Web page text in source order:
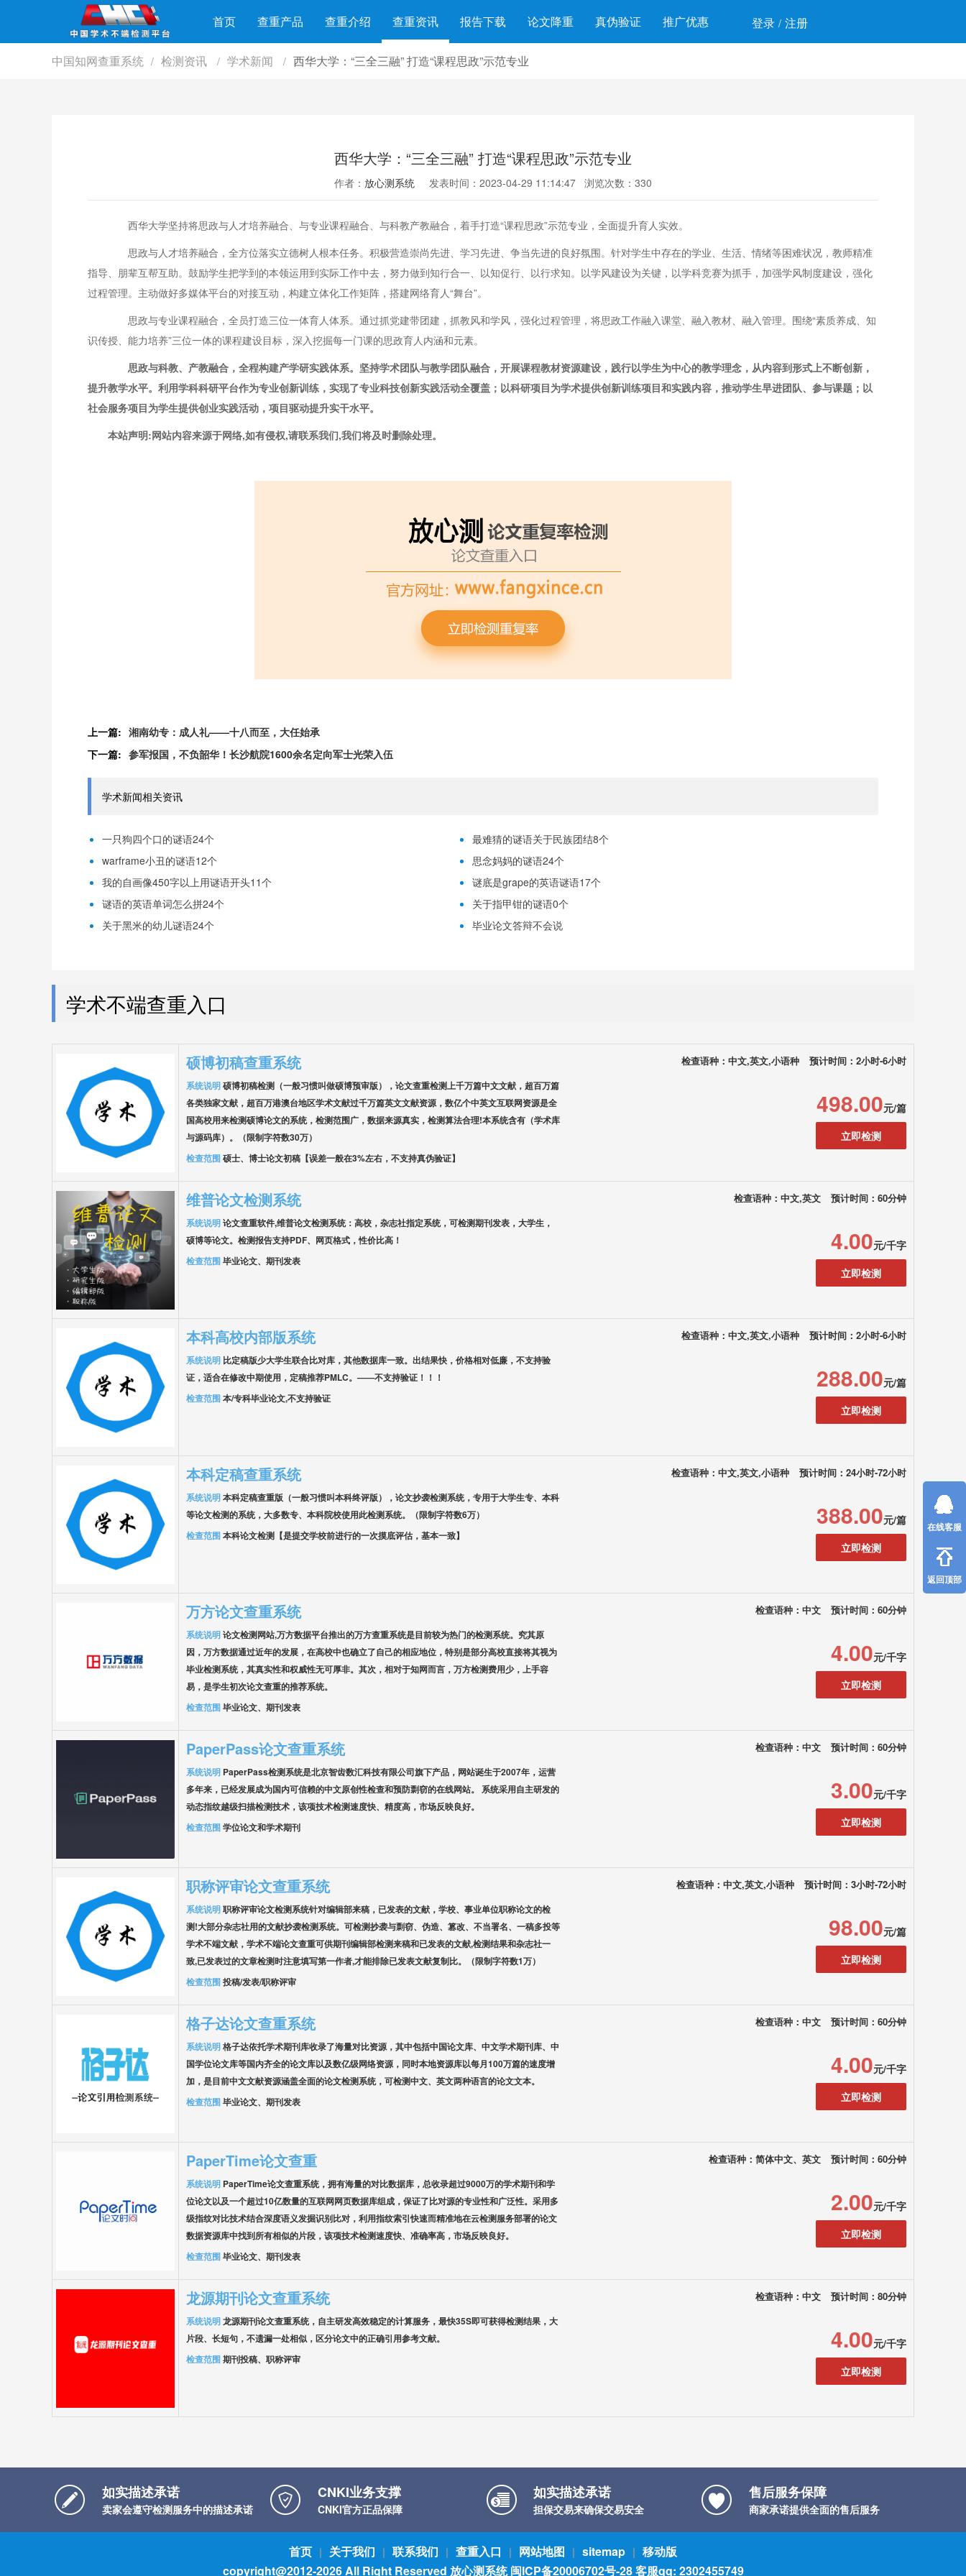
首页 查重产品 查重介绍 查重资讯 报告下载 论文降重 真伪验证 推广优惠 登录 / 注册
中国知网查重系统 / 检测资讯 / 学术新闻 / 西华大学：“三全三融” 打造“课程思政”示范专业
西华大学：“三全三融” 打造“课程思政”示范专业
作者： 放心测系统 发表时间：2023-04-29 11:14:47 浏览次数：330
西华大学坚持将思政与人才培养融合、与专业课程融合、与科教产教融合，着手打造“课程思政”示范专业，全面提升育人实效。
思政与人才培养融合，全方位落实立德树人根本任务。积极营造崇尚先进、学习先进、争当先进的良好氛围。针对学生中存在的学业、生活、情绪等困难状况，教师精准
指导、朋辈互帮互助。鼓励学生把学到的本领运用到实际工作中去，努力做到知行合一、以知促行、以行求知。以学风建设为关键，以学科竞赛为抓手，加强学风制度建设，强化
过程管理。主动做好多媒体平台的对接互动，构建立体化工作矩阵，搭建网络育人“舞台”。
思政与专业课程融合，全员打造三位一体育人体系。通过抓党建带团建，抓教风和学风，强化过程管理，将思政工作融入课堂、融入教材、融入管理。围绕“素质养成、知
识传授、能力培养”三位一体的课程建设目标，深入挖掘每一门课的思政育人内涵和元素。
思政与科教、产教融合，全程构建产学研实践体系。坚持学术团队与教学团队融合，开展课程教材资源建设，践行以学生为中心的教学理念，从内容到形式上不断创新，
提升教学水平。利用学科科研平台作为专业创新训练，实现了专业科技创新实践活动全覆盖；以科研项目为学术提供创新训练项目和实践内容，推动学生早进团队、参与课题；以
社会服务项目为学生提供创业实践活动，项目驱动提升实干水平。
本站声明:网站内容来源于网络,如有侵权,请联系我们,我们将及时删除处理。
上一篇: 湘南幼专：成人礼——十八而至，大任始承
下一篇: 参军报国，不负韶华！长沙航院1600余名定向军士光荣入伍
学术新闻相关资讯
一只狗四个口的谜语24个
最难猜的谜语关于民族团结8个
warframe小丑的谜语12个
思念妈妈的谜语24个
我的自画像450字以上用谜语开头11个
谜底是grape的英语谜语17个
谜语的英语单词怎么拼24个
关于指甲钳的谜语0个
关于黑米的幼儿谜语24个
毕业论文答辩不会说
学术不端查重入口
硕博初稿查重系统 检查语种：中文,英文,小语种 预计时间：2小时-6小时
系统说明硕博初稿检测（一般习惯叫做硕博预审版），论文查重检测上千万篇中文文献，超百万篇
各类独家文献，超百万港澳台地区学术文献过千万篇英文文献资源，数亿个中英文互联网资源是全
国高校用来检测硕博论文的系统，检测范围广，数据来源真实，检测算法合理!本系统含有（学术库
与源码库）。（限制字符数30万）
检查范围硕士、博士论文初稿【误差一般在3%左右，不支持真伪验证】
498.00元/篇
立即检测
维普论文检测系统 检查语种：中文,英文 预计时间：60分钟
系统说明论文查重软件,维普论文检测系统：高校，杂志社指定系统，可检测期刊发表，大学生，
硕博等论文。检测报告支持PDF、网页格式，性价比高！
检查范围毕业论文、期刊发表
4.00元/千字
立即检测
本科高校内部版系统 检查语种：中文,英文,小语种 预计时间：2小时-6小时
系统说明 比定稿版少大学生联合比对库，其他数据库一致。出结果快，价格相对低廉，不支持验
证，适合在修改中期使用，定稿推荐PMLC。——不支持验证！！！
检查范围本/专科毕业论文,不支持验证
288.00元/篇
立即检测
本科定稿查重系统 检查语种：中文,英文,小语种 预计时间：24小时-72小时
系统说明本科定稿查重版（一般习惯叫本科终评版），论文抄袭检测系统，专用于大学生专、本科
等论文检测的系统，大多数专、本科院校使用此检测系统。（限制字符数6万）
检查范围本科论文检测【是提交学校前进行的一次摸底评估，基本一致】
388.00元/篇
立即检测
万方论文查重系统 检查语种：中文 预计时间：60分钟
系统说明论文检测网站,万方数据平台推出的万方查重系统是目前较为热门的检测系统。究其原
因，万方数据通过近年的发展，在高校中也确立了自己的相应地位，特别是部分高校直接将其视为
毕业检测系统，其真实性和权威性无可厚非。其次，相对于知网而言，万方检测费用少，上手容
易，是学生初次论文查重的推荐系统。
检查范围毕业论文、期刊发表
4.00元/千字
立即检测
PaperPass论文查重系统 检查语种：中文 预计时间：60分钟
系统说明 PaperPass检测系统是北京智齿数汇科技有限公司旗下产品，网站诞生于2007年，运营
多年来，已经发展成为国内可信赖的中文原创性检查和预防剽窃的在线网站。 系统采用自主研发的
动态指纹越级扫描检测技术，该项技术检测速度快、精度高，市场反映良好。
检查范围学位论文和学术期刊
3.00元/千字
立即检测
职称评审论文查重系统 检查语种：中文,英文,小语种 预计时间：3小时-72小时
系统说明职称评审论文检测系统针对编辑部来稿，已发表的文献，学校、事业单位职称论文的检
测!大部分杂志社用的文献抄袭检测系统。可检测抄袭与剽窃、伪造、篡改、不当署名、一稿多投等
学术不端文献，学术不端论文查重可供期刊编辑部检测来稿和已发表的文献,检测结果和杂志社一
致,已发表过的文章检测时注意填写第一作者,才能排除已发表文献复制比。（限制字符数1万）
检查范围投稿/发表/职称评审
98.00元/篇
立即检测
格子达论文查重系统 检查语种：中文 预计时间：60分钟
系统说明格子达依托学术期刊库收录了海量对比资源，其中包括中国论文库、中文学术期刊库、中
国学位论文库等国内齐全的论文库以及数亿级网络资源，同时本地资源库以每月100万篇的速度增
加，是目前中文文献资源涵盖全面的论文检测系统，可检测中文、英文两种语言的论文文本。
检查范围毕业论文、期刊发表
4.00元/千字
立即检测
PaperTime论文查重 检查语种：简体中文、英文 预计时间：60分钟
系统说明 PaperTime论文查重系统，拥有海量的对比数据库，总收录超过9000万的学术期刊和学
位论文以及一个超过10亿数量的互联网网页数据库组成，保证了比对源的专业性和广泛性。采用多
级指纹对比技术结合深度语义发掘识别比对，利用指纹索引快速而精准地在云检测服务部署的论文
数据资源库中找到所有相似的片段，该项技术检测速度快、准确率高，市场反映良好。
检查范围毕业论文、期刊发表
2.00元/千字
立即检测
龙源期刊论文查重系统 检查语种：中文 预计时间：80分钟
系统说明龙源期刊论文查重系统，自主研发高效稳定的计算服务，最快35S即可获得检测结果，大
片段、长短句，不遗漏一处相似，区分论文中的正确引用参考文献。
检查范围期刊投稿、职称评审
4.00元/千字
立即检测
如实描述承诺
卖家会遵守检测服务中的描述承诺
CNKI业务支撑
CNKI官方正品保障
如实描述承诺
担保交易来确保交易安全
售后服务保障
商家承诺提供全面的售后服务
在线客服
返回顶部
首页 | 关于我们 | 联系我们 | 查重入口 | 网站地图 | sitemap | 移动版
copyright@2012-2026 All Right Reserved 放心测系统 闽ICP备20006702号-28客服qq: 2302455749